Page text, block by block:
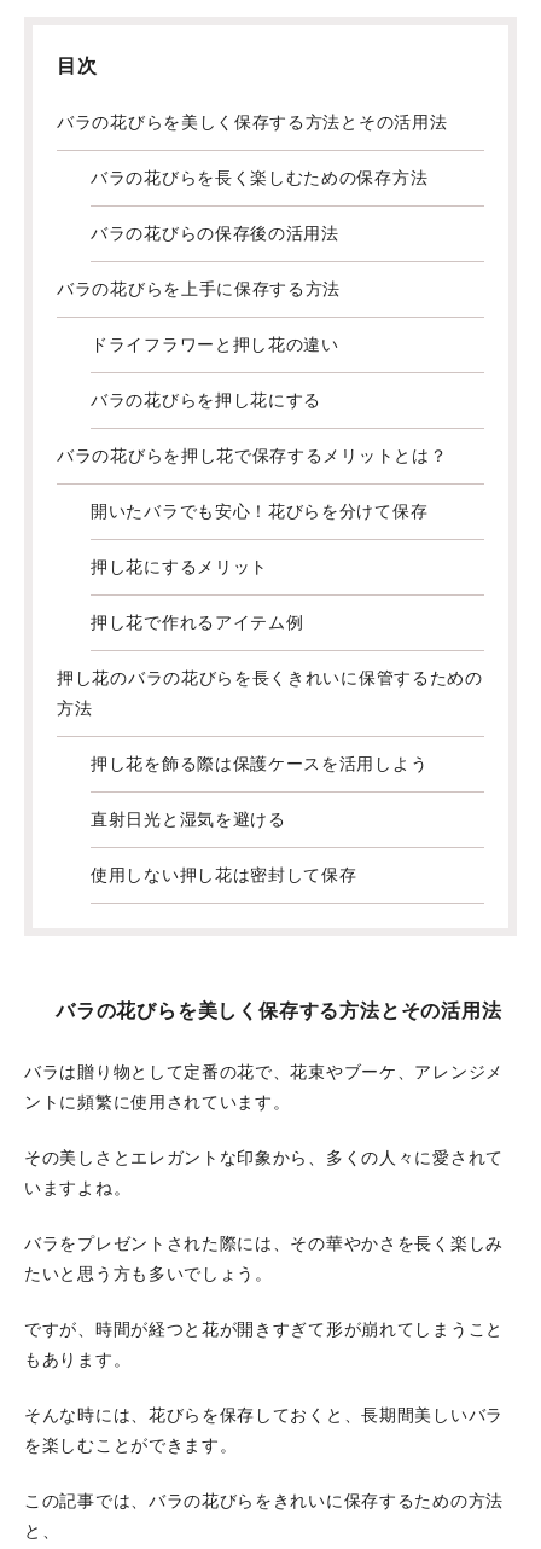
目次
バラの花びらを美しく保存する方法とその活用法
バラの花びらを長く楽しむための保存方法
バラの花びらの保存後の活用法
バラの花びらを上手に保存する方法
ドライフラワーと押し花の違い
バラの花びらを押し花にする
バラの花びらを押し花で保存するメリットとは？
開いたバラでも安心！花びらを分けて保存
押し花にするメリット
押し花で作れるアイテム例
押し花のバラの花びらを長くきれいに保管するための
方法
押し花を飾る際は保護ケースを活用しよう
直射日光と湿気を避ける
使用しない押し花は密封して保存
バラの花びらを美しく保存する方法とその活用法
バラは贈り物として定番の花で、花束やブーケ、アレンジメ
ントに頻繁に使用されています。
その美しさとエレガントな印象から、多くの人々に愛されて
いますよね。
バラをプレゼントされた際には、その華やかさを長く楽しみ
たいと思う方も多いでしょう。
ですが、時間が経つと花が開きすぎて形が崩れてしまうこと
もあります。
そんな時には、花びらを保存しておくと、長期間美しいバラ
を楽しむことができます。
この記事では、バラの花びらをきれいに保存するための方法
と、